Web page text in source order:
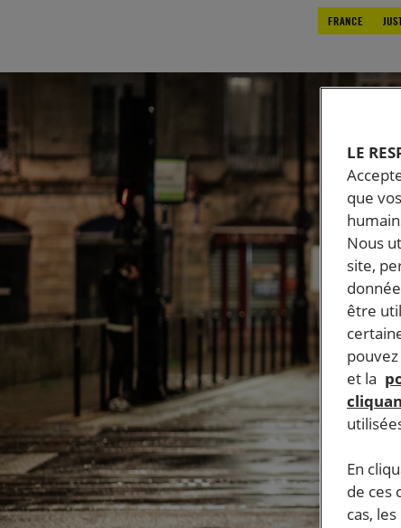
FRANCE
LE
que
Nous
site,
être
et la
En
de ces
cas,